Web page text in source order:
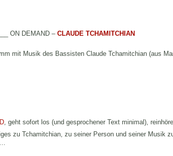
ON DEMAND – CLAUDE TCHAMITCHIAN
mit Musik des Bassisten Claude Tchamitchian (aus
, geht sofort los (und gesprochener Text minimal),
zu Tchamitchian, zu seiner Person und seiner Musik